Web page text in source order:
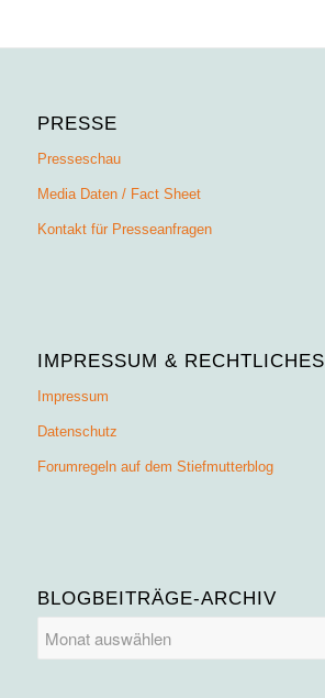
PRESSE
Presseschau
Media Daten / Fact Sheet
Kontakt für Presseanfragen
IMPRESSUM & RECHTLICHES
Impressum
Datenschutz
Forumregeln auf dem Stiefmutterblog
BLOGBEITRÄGE-ARCHIV